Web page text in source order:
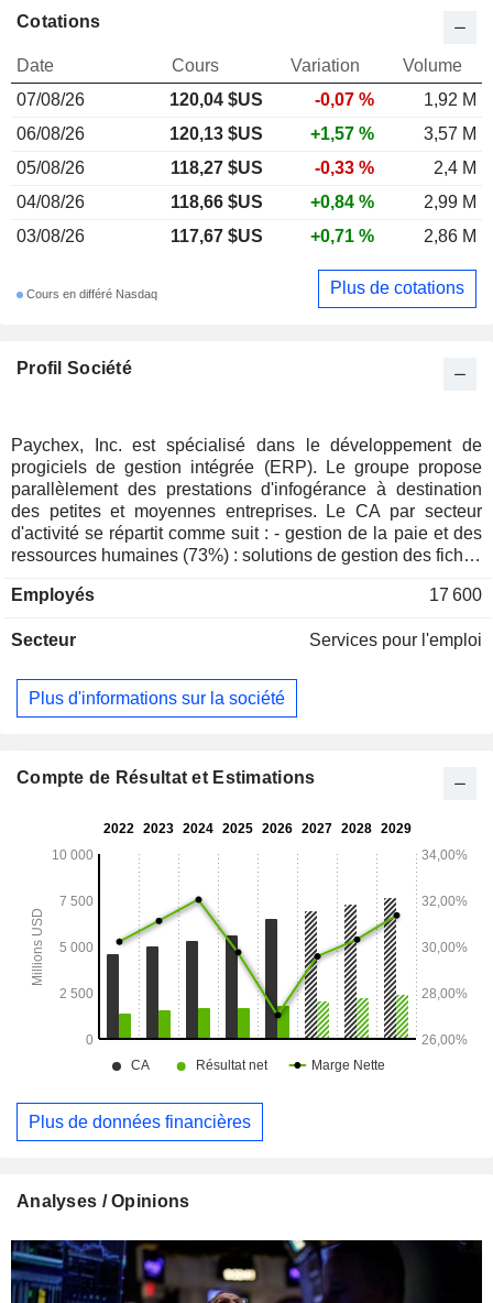
Profil Société
Paychex, Inc. est spécialisé dans le développement de
progiciels de gestion intégrée (ERP). Le groupe propose
parallèlement des prestations d'infogérance à destination
des petites et moyennes entreprises. Le CA par secteur
d'activité se répartit comme suit : - gestion de la paie et des
ressources humaines (73%) : solutions de gestion des fiches
taxes, des avantages sociaux des employés, des pensions,
professionnelles d'employeurs (24,1%) : gestion des
assistance des employés, etc. ; - gestion des fonds (2,9%).
La totalité du CA est réalisée aux Etats-Unis.
Employés 17 600
Secteur Services pour l'emploi
Plus d'informations sur la société
Cotations
Date Cours Variation
Volume
07/08/26
120,04 $US -0,07 %
1,92 M
06/08/26
120,13 $US +1,57 %
3,57 M
05/08/26
118,27 $US -0,33 %
2,4 M
04/08/26
118,66 $US +0,84 %
2,99 M
03/08/26
117,67 $US +0,71 % 2,86 M
Cours en différé Nasdaq Plus de cotations
Compte de Résultat et Estimations
Plus de données financières
Analyses / Opinions